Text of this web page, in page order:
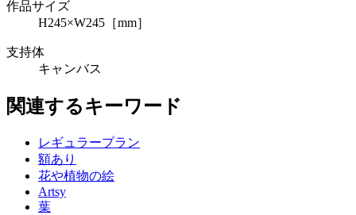
作品サイズ
H245×W245［mm］
支持体
キャンバス
関連するキーワード
レギュラープラン
額あり
花や植物の絵
Artsy
葉